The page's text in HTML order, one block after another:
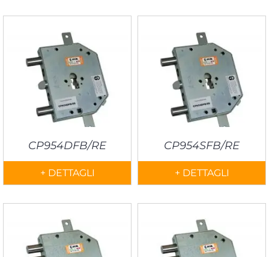
CP954DFB/RE
+ DETTAGLI
CP954SFB/RE
+ DETTAGLI